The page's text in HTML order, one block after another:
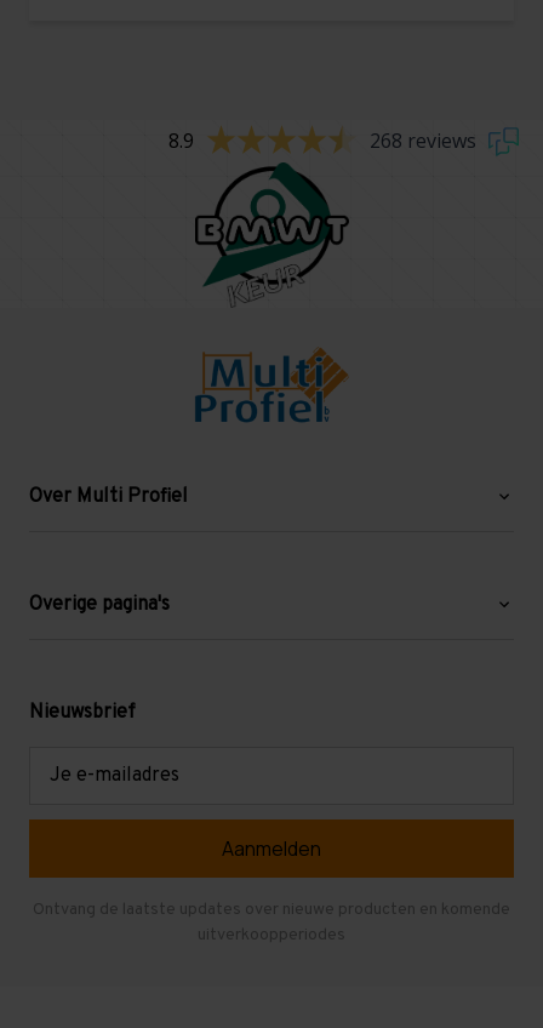
8.9 268 reviews
Over Multi Profiel
Blog
Levering en afhalen
Overige pagina's
Mezzanine
Gebruikte entresolvloeren
Nieuwsbrief
Ontvang de laatste updates over nieuwe producten en komende
uitverkoopperiodes